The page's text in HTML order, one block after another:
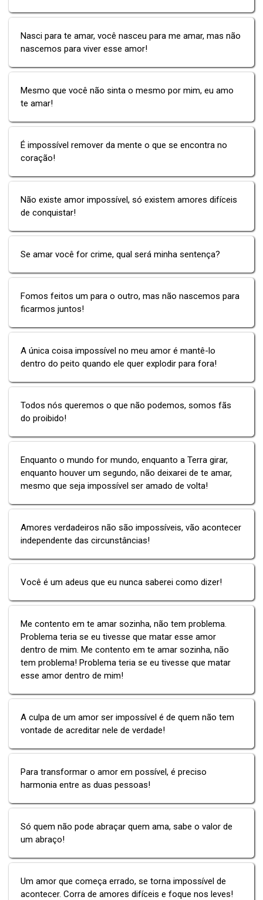
Nasci para te amar, você nasceu para me amar, mas não
nascemos para viver esse amor!
Mesmo que você não sinta o mesmo por mim, eu amo
te amar!
É impossível remover da mente o que se encontra no
coração!
Não existe amor impossível, só existem amores difíceis
de conquistar!
Se amar você for crime, qual será minha sentença?
Fomos feitos um para o outro, mas não nascemos para
ficarmos juntos!
A única coisa impossível no meu amor é mantê-lo
dentro do peito quando ele quer explodir para fora!
Todos nós queremos o que não podemos, somos fãs
do proibido!
Enquanto o mundo for mundo, enquanto a Terra girar,
enquanto houver um segundo, não deixarei de te amar,
mesmo que seja impossível ser amado de volta!
Amores verdadeiros não são impossíveis, vão acontecer
independente das circunstâncias!
Você é um adeus que eu nunca saberei como dizer!
Me contento em te amar sozinha, não tem problema.
Problema teria se eu tivesse que matar esse amor
dentro de mim. Me contento em te amar sozinha, não
tem problema! Problema teria se eu tivesse que matar
esse amor dentro de mim!
A culpa de um amor ser impossível é de quem não tem
vontade de acreditar nele de verdade!
Para transformar o amor em possível, é preciso
harmonia entre as duas pessoas!
Só quem não pode abraçar quem ama, sabe o valor de
um abraço!
Um amor que começa errado, se torna impossível de
acontecer. Corra de amores difíceis e foque nos leves!